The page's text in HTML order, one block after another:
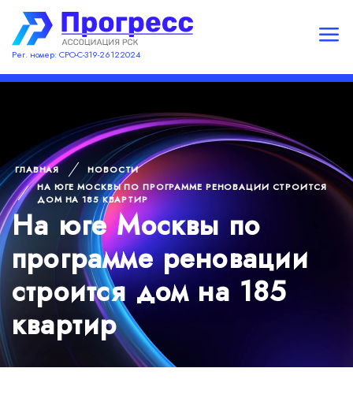
Рег. номер: СРО-С-319-26122024
ГЛАВНАЯ
НОВОСТИ
НА ЮГЕ МОСКВЫ ПО ПРОГРАММЕ РЕНОВАЦИИ СТРОИТСЯ
ДОМ НА 185 КВАРТИР
На юге Москвы по
программе реновации
строится дом на 185
квартир